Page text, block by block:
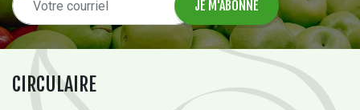
CIRCULAIRE